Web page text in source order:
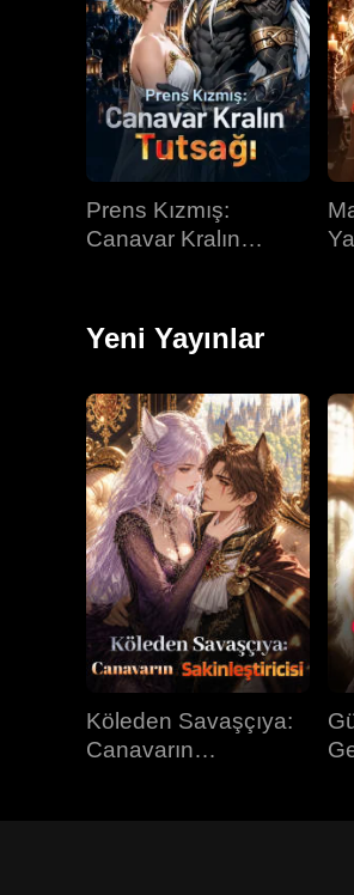
Prens Kızmış:
Canavar Kralın
Yeni Yayınlar
Köleden Savaşçıya:
Canavarın